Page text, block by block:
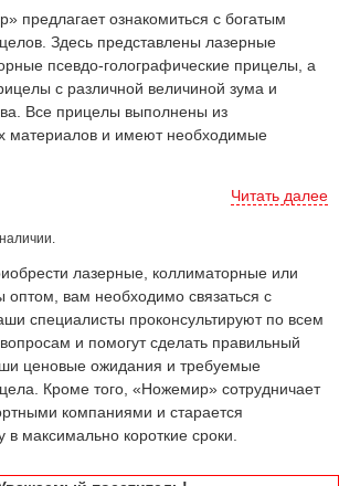
предлагает ознакомиться с богатым
Здесь представлены лазерные
псевдо-голографические прицелы, а
с различной величиной зума и
Все прицелы выполнены из
материалов и имеют необходимые
Читать далее
лазерные, коллиматорные или
оптом, вам необходимо связаться с
специалисты проконсультируют по всем
и помогут сделать правильный
ценовые ожидания и требуемые
Кроме того, «Ножемир» сотрудничает
компаниями и старается
в максимально короткие сроки.